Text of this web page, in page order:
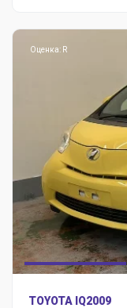
Оценка: R
TOYOTA IQ2009